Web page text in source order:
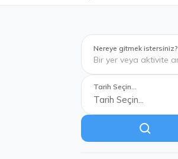
Nereye gitmek istersiniz?
Tarih Seçin...